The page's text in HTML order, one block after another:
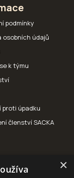
podmínky
osobních údajů
k týmu
proti úpadku
členství SACKA
×